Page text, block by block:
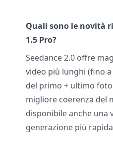
Quali sono le novità
1.5 Pro?
Seedance 2.0 offre
video più lunghi (fino
del primo + ultimo
migliore coerenza del
disponibile anche una
generazione più